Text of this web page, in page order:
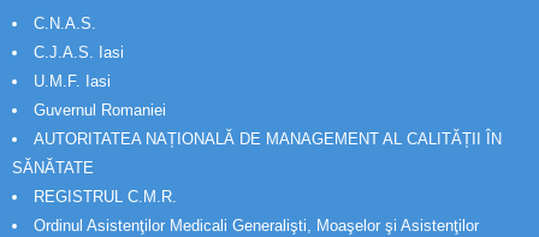
C.N.A.S.
C.J.A.S. Iasi
U.M.F. Iasi
Guvernul Romaniei
AUTORITATEA NAȚIONALĂ DE MANAGEMENT AL CALITĂȚII ÎN
SĂNĂTATE
REGISTRUL C.M.R.
Ordinul Asistenţilor Medicali Generalişti, Moaşelor şi Asistenţilor